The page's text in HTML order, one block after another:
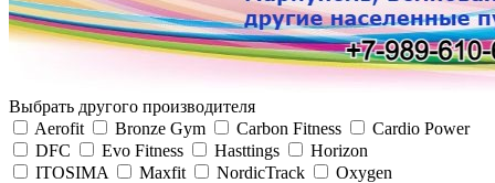
Выбрать другого производителя
Aerofit
Bronze Gym Carbon Fitness
Cardio Power
DFC
Evo Fitness Hasttings
Horizon
ITOSIMA
Maxfit NordicTrack
Oxygen